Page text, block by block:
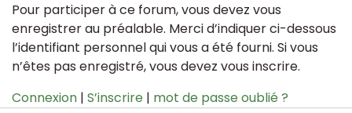
Pour participer à ce forum, vous devez vous
enregistrer au préalable. Merci d’indiquer ci-dessous
l’identifiant personnel qui vous a été fourni. Si vous
n’êtes pas enregistré, vous devez vous inscrire.
Connexion | S’inscrire | mot de passe oublié ?